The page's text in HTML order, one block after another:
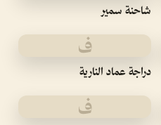
شاحنة سمير
ف
دراجة عماد النارية
ف